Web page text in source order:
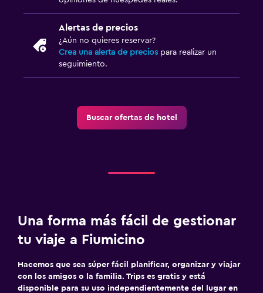
Alertas de precios
¿Aún no quieres reservar?
Crea una alerta de precios para realizar un
seguimiento.
Buscar ofertas de hotel
Una forma más fácil de gestionar
tu viaje a Fiumicino
Hacemos que sea súper fácil planificar, organizar y viajar
con los amigos o la familia. Trips es gratis y está
disponible para su uso independientemente del lugar en